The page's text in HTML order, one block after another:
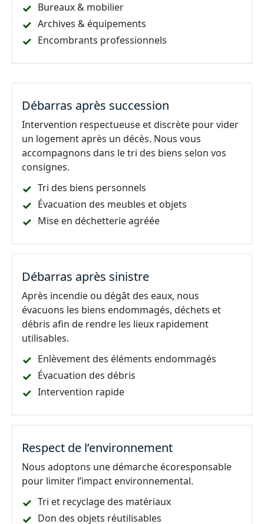
Bureaux & mobilier
Archives & équipements
Encombrants professionnels
Débarras après succession
Intervention respectueuse et discrète pour vider
un logement après un décès. Nous vous
accompagnons dans le tri des biens selon vos
consignes.
Tri des biens personnels
Évacuation des meubles et objets
Mise en déchetterie agréée
Débarras après sinistre
Après incendie ou dégât des eaux, nous
évacuons les biens endommagés, déchets et
débris afin de rendre les lieux rapidement
utilisables.
Enlèvement des éléments endommagés
Évacuation des débris
Intervention rapide
Respect de l’environnement
Nous adoptons une démarche écoresponsable
pour limiter l’impact environnemental.
Tri et recyclage des matériaux
Don des objets réutilisables